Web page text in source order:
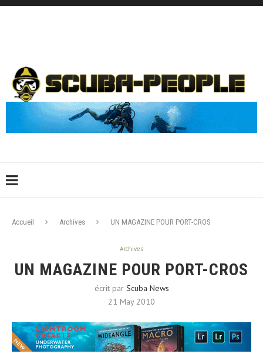
Accueil Archives UN MAGAZINE POUR PORT-CROS
Archives
UN MAGAZINE POUR PORT-CROS
écrit par Scuba News
21 May 2010